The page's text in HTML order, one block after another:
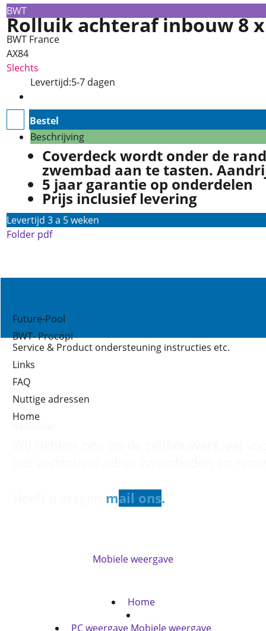
BWT
Rolluik achteraf inbouw 8
BWT France
AX84
Slechts
Levertijd:5-7 dagen
Bestel
Beschrijving
Coverdeck wordt onder de
zwembad aan te tasten.
5 jaar garantie op onderdelen
Prijs inclusief levering
Levertijd 3 a 5 weken
Folder pdf
Future-Pool
BWT- Procopi
Service & Product ondersteuning instructies etc.
Links
FAQ
Nuttige adressen
Home
mail ons.
Mobiele weergave
Home
PC weergave Mobiele weergave